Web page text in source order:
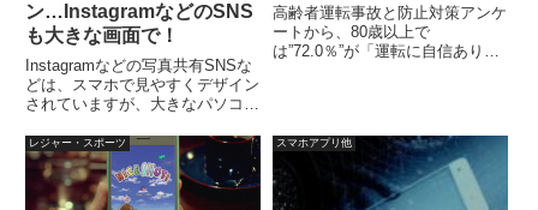
ン…InstagramなどのSNS
も大きな画面で！
Instagramなどの写真共有SNSな
どは、スマホで見やすくデザイン
されていますが、大きなパソコン
りませんか？リアルタイムでコメ
ントしたり返したりということ
が、主たる目的ならば、スマホに
敵いませんが、Andr...
高齢者運転事故と防止対策アンケ
ートから、80歳以上で
は”72.0％”が「運転に自信あり」
上の高齢運転者は、操作不適によ
る事故が最も多い。
レジャー・スポーツ スマホアプリ他